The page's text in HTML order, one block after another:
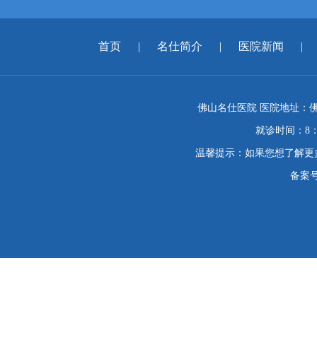
首页 | 名仕简介 | 医院新闻 |
佛山名仕医院 医院地址：
就诊时间：8
温馨提示：如果您想了解
备案